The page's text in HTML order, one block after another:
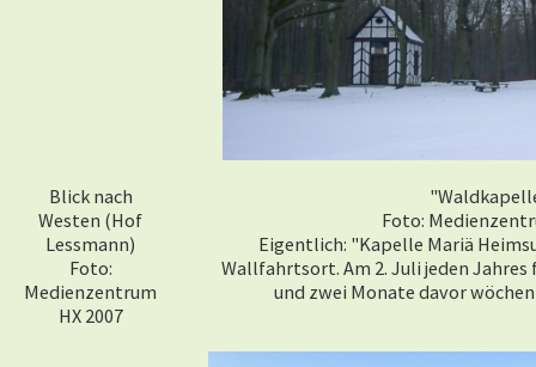
Blick nach
Westen (Hof
Lessmann)
Foto:
Medienzentrum
HX 2007
Foto:
Eigentlich: "Kapelle Mariä
Wallfahrtsort. Am 2. Juli jeden
und zwei Monate davor